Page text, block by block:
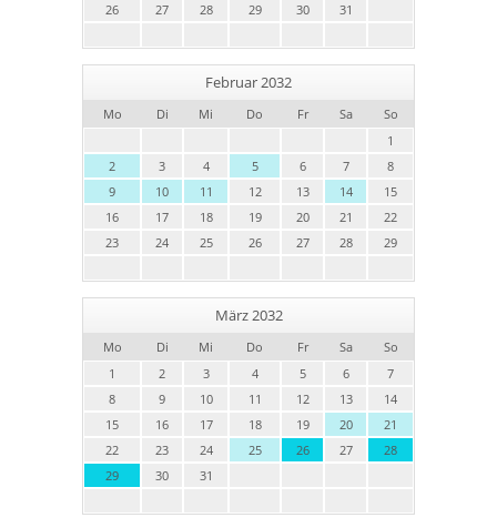
26
27 28 29 30 31
Februar 2032
Mo Di Mi Do Fr Sa
So
1
2
3 4 5 6 7
8
9
10 11 12 13 14
15
16
17 18 19 20 21
22
23
24 25 26 27 28 29
März 2032
Mo Di Mi Do Fr Sa
So
1
2 3 4 5 6
7
8
9 10 11 12 13
14
15
16 17 18 19 20
21
22
23 24 25 26 27
28
29
30 31